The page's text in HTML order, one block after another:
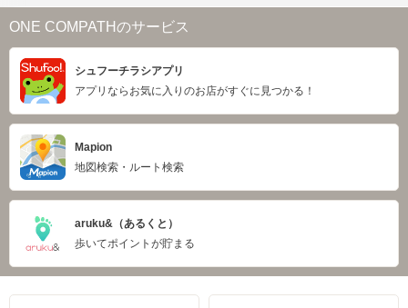
ONE COMPATHのサービス
シュフーチラシアプリ
アプリならお気に入りのお店がすぐに見つかる！
Mapion
地図検索・ルート検索
aruku&（あるくと）
歩いてポイントが貯まる